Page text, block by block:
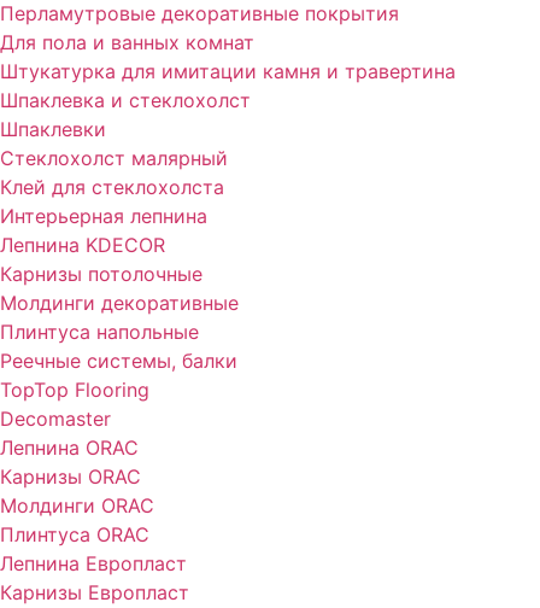
Перламутровые декоративные покрытия
Для пола и ванных комнат
Штукатурка для имитации камня и травертина
Шпаклевка и стеклохолст
Шпаклевки
Стеклохолст малярный
Клей для стеклохолста
Интерьерная лепнина
Лепнина KDECOR
Карнизы потолочные
Молдинги декоративные
Плинтуса напольные
Реечные системы, балки
TopTop Flooring
Decomaster
Лепнина ORAC
Карнизы ORAC
Молдинги ORAC
Плинтуса ORAC
Лепнина Европласт
Карнизы Европласт